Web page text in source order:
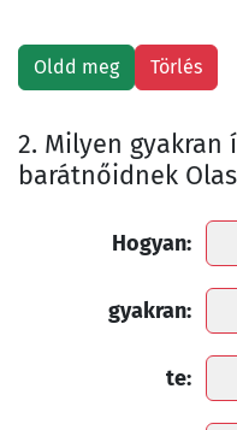
2. Milyen gyakran
barátnőidnek
Hogyan:
gyakran:
te: